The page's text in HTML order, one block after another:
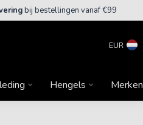
bij bestellingen vanaf €99
EUR
Hengels Merken